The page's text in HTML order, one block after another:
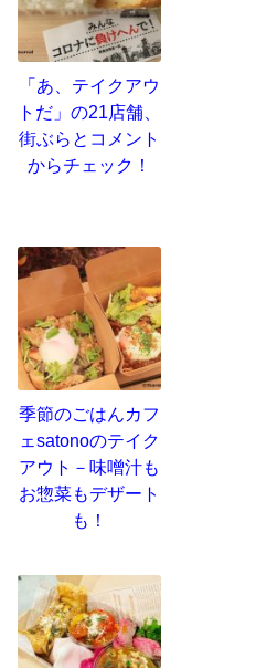
「あ、テイクアウ
トだ」の21店舗、
街ぶらとコメント
からチェック！
季節のごはんカフ
ェsatonoのテイク
アウト－味噌汁も
お惣菜もデザート
も！